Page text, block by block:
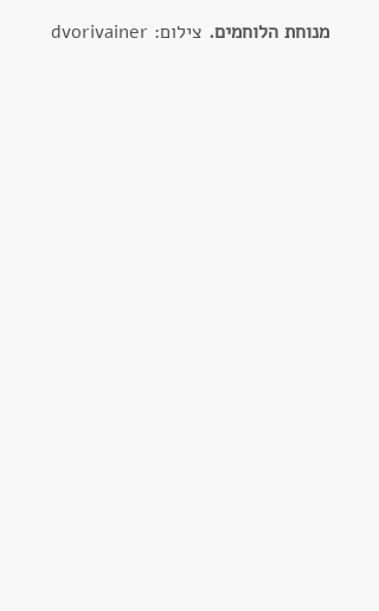
מנוחת הלוחמים. צילום: dvorivainer